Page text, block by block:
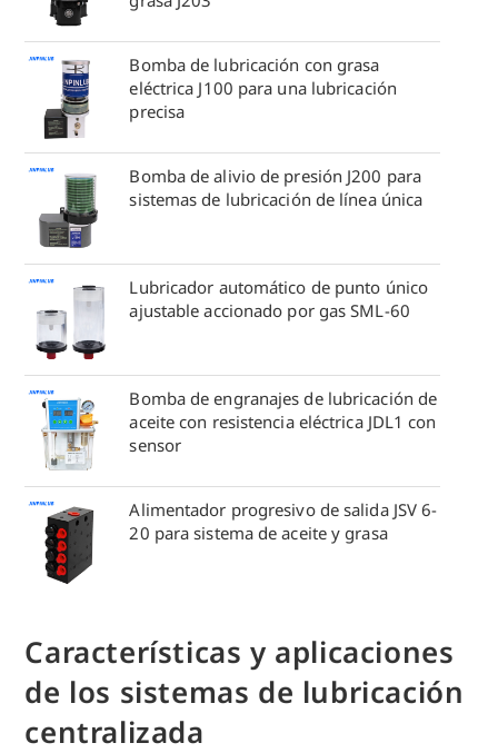
Bomba de lubricación con grasa
eléctrica J100 para una lubricación
precisa
Bomba de alivio de presión J200 para
sistemas de lubricación de línea única
Lubricador automático de punto único
ajustable accionado por gas SML-60
Bomba de engranajes de lubricación de
aceite con resistencia eléctrica JDL1 con
sensor
Alimentador progresivo de salida JSV 6-
20 para sistema de aceite y grasa
Características y aplicaciones
de los sistemas de lubricación
centralizada